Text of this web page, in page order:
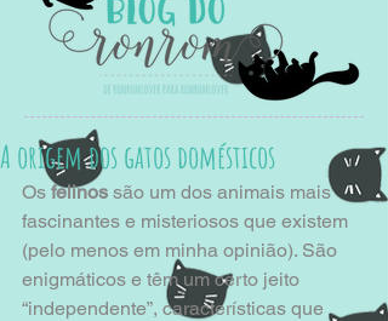
A origem dos gatos domésticos
Os felinos são um dos animais mais
fascinantes e misteriosos que existem
(pelo menos em minha opinião). São
enigmáticos e têm um certo jeito
“independente”, características que